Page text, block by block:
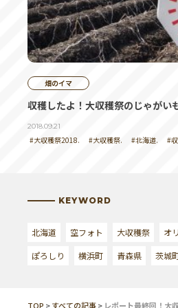
畑のイマ
収穫したよ！大収穫祭のじゃがい
2018.09.21
#大収穫祭2018. #大収穫祭. #北海道. #
KEYWORD
北海道 空フォト 大収穫祭
オ
ぽろしり
横浜町 青森県 茨城
TOP >すべての記事> レポート最終回！大